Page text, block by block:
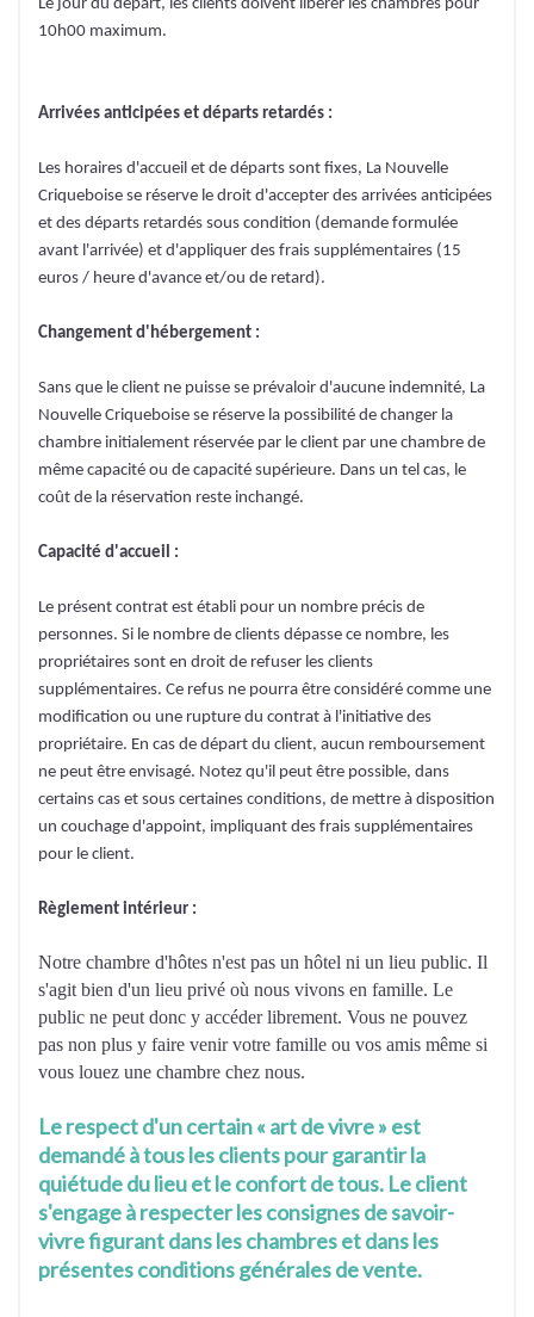
Le jour du départ, les clients doivent libérer les chambres pour
10h00 maximum.
Arrivées anticipées et départs retardés :
Les horaires d'accueil et de départs sont fixes, La Nouvelle
Criqueboise se réserve le droit d'accepter des arrivées anticipées
et des départs retardés sous condition (demande formulée
avant l'arrivée) et d'appliquer des frais supplémentaires (15
euros / heure d'avance et/ou de retard).
Changement d'hébergement :
Sans que le client ne puisse se prévaloir d'aucune indemnité, La
Nouvelle Criqueboise se réserve la possibilité de changer la
chambre initialement réservée par le client par une chambre de
même capacité ou de capacité supérieure. Dans un tel cas, le
coût de la réservation reste inchangé.
Capacité d'accueil :
Le présent contrat est établi pour un nombre précis de
personnes. Si le nombre de clients dépasse ce nombre, les
propriétaires sont en droit de refuser les clients
supplémentaires. Ce refus ne pourra être considéré comme une
modification ou une rupture du contrat à l'initiative des
propriétaire. En cas de départ du client, aucun remboursement
ne peut être envisagé. Notez qu'il peut être possible, dans
certains cas et sous certaines conditions, de mettre à disposition
un couchage d'appoint, impliquant des frais supplémentaires
pour le client.
Règlement intérieur :
Notre chambre d'hôtes n'est pas un hôtel ni un lieu public. Il
s'agit bien d'un lieu privé où nous vivons en famille. Le
public ne peut donc y accéder librement. Vous ne pouvez
pas non plus y faire venir votre famille ou vos amis même si
vous louez une chambre chez nous.
Le respect d'un certain « art de vivre » est
demandé à tous les clients pour garantir la
quiétude du lieu et le confort de tous. Le client
s'engage à respecter les consignes de savoir-
vivre figurant dans les chambres et dans les
présentes conditions générales de vente.